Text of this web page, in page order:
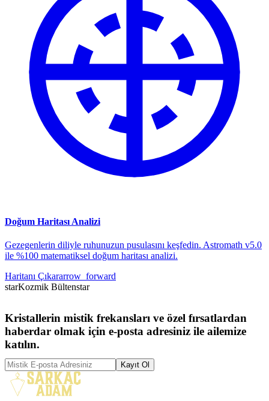
Doğum Haritası Analizi
Gezegenlerin diliyle ruhunuzun pusulasını keşfedin. Astromath v5.0
ile %100 matematiksel doğum haritası analizi.
Haritanı Çıkararrow_forward
starKozmik Bültenstar
Kristallerin mistik frekansları ve özel fırsatlardan
haberdar olmak için e-posta adresiniz ile ailemize
katılın.
Kayıt Ol